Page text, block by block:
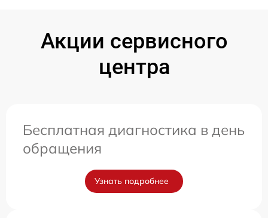
Акции сервисного
центра
Бесплатная диагностика в день
обращения
Узнать подробнее